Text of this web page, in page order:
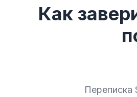
Как
Переписка